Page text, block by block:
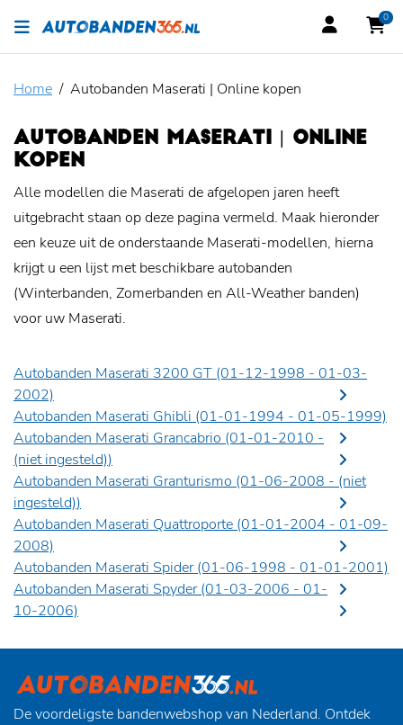
0
Home Autobanden Maserati | Online kopen
AUTOBANDEN MASERATI | ONLINE
KOPEN
Alle modellen die Maserati de afgelopen jaren heeft
uitgebracht staan op deze pagina vermeld. Maak hieronder
een keuze uit de onderstaande Maserati-modellen, hierna
krijgt u een lijst met beschikbare autobanden
(Winterbanden, Zomerbanden en All-Weather banden)
voor uw Maserati.
Autobanden Maserati 3200 GT (01-12-1998 - 01-03-
2002)
Autobanden Maserati Ghibli (01-01-1994 - 01-05-1999)
Autobanden Maserati Grancabrio (01-01-2010 -
(niet ingesteld))
Autobanden Maserati Granturismo (01-06-2008 - (niet
ingesteld))
Autobanden Maserati Quattroporte (01-01-2004 - 01-09-
2008)
Autobanden Maserati Spider (01-06-1998 - 01-01-2001)
Autobanden Maserati Spyder (01-03-2006 - 01-
10-2006)
De voordeligste bandenwebshop van Nederland. Ontdek